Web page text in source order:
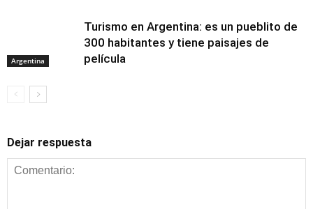
Argentina
Turismo en Argentina: es un pueblito de
300 habitantes y tiene paisajes de
película
Dejar respuesta